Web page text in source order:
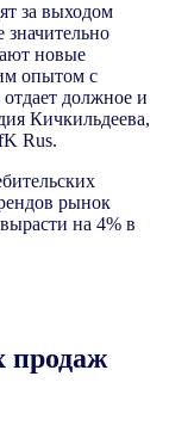
за выходом
значительно
новые
опытом с
должное и
Кичкильдеева,
Rus.
рынок
на 4% в
продаж